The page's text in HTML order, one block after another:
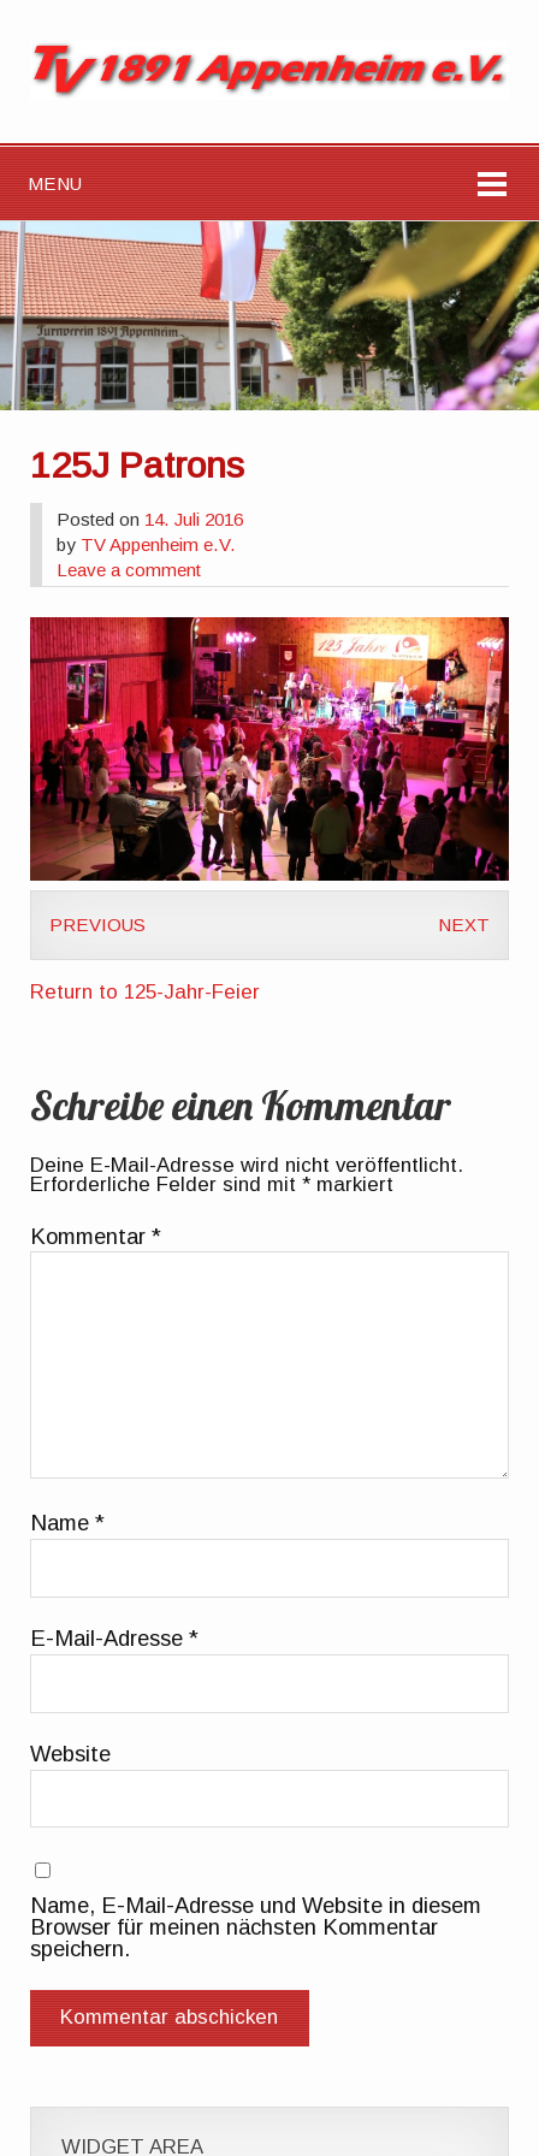
MENU
125J Patrons
Posted on 14. Juli 2016
by TV Appenheim e.V.
Leave a comment
PREVIOUS NEXT
Return to 125-Jahr-Feier
Schreibe einen Kommentar
Deine E-Mail-Adresse wird nicht veröffentlicht.
Erforderliche Felder sind mit* markiert
Kommentar*
Name*
E-Mail-Adresse*
Website
Name, E-Mail-Adresse und Website in diesem
Browser für meinen nächsten Kommentar
speichern.
WIDGET AREA